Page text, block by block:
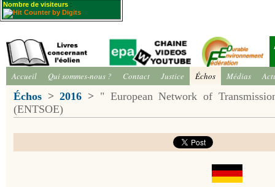
Nombre de visiteurs :
Accueil Qui sommes-nous ? Contact Justice Échos Médias
Échos > 2016 > " European Network of
(ENTSOE)